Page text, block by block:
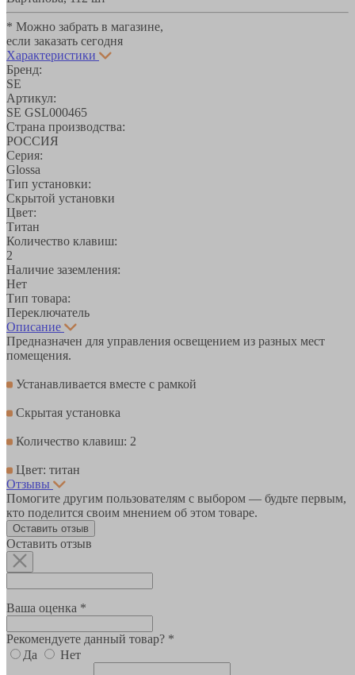
* Можно забрать в магазине,
если заказать сегодня
Характеристики
Бренд:
SE
Артикул:
SE GSL000465
Страна производства:
РОССИЯ
Серия:
Glossa
Тип установки:
Скрытой установки
Цвет:
Титан
Количество клавиш:
2
Наличие заземления:
Нет
Тип товара:
Переключатель
Описание
Предназначен для управления освещением из разных мест
помещения.
Устанавливается вместе с рамкой
Скрытая установка
Количество клавиш: 2
Цвет: титан
Отзывы
Помогите другим пользователям с выбором — будьте первым,
кто поделится своим мнением об этом товаре.
Оставить отзыв
Оставить отзыв
Ваша оценка *
Рекомендуете данный товар? *
Да
Нет